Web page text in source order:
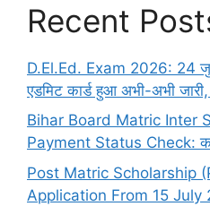
Recent
D.El.Ed. Exam 2026: 24
एडमिट कार्ड हुआ अभी-अभी
Bihar Board Matric Inter
Payment Status Check:
Post Matric Scholarship
Application From 15 July